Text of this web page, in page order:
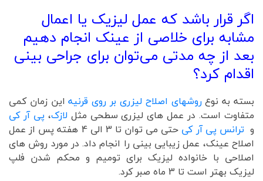
اگر قرار باشد که عمل لیزیک یا اعمال
مشابه برای خلاصی از عینک انجام دهیم
بعد از چه مدتی می‌توان برای جراحی بینی
اقدام کرد؟
بسته به نوعروشهای اصلاح لیزری بر روی قرنیهاین زمان کمی
متفاوت است. در عمل های لیزری سطحی مثل لازک، پی آر کی
و ترانس پی آر کی
حتی می توان تا 3 الی 4 هفته پس از عمل
اصلاح عینک، عمل زیبایی بینی را انجام داد. در مورد روش های
اصلاحی با خانواده لیزیک برای تومیم و محکم شدن فلپ
لیزیک بهتر است تا 3 ماه صبر کرد.